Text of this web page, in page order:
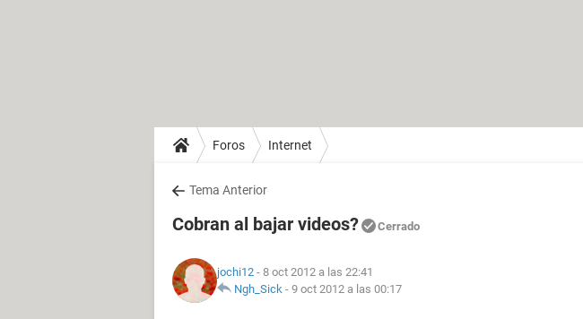
Foros Internet
Tema Anterior
Cobran al bajar videos? Cerrado
jochi12 - 8 oct 2012 a las 22:41
Ngh_Sick - 9 oct 2012 a las 00:17